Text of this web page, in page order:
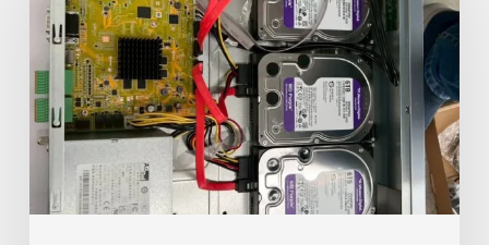
โด
ทาวน์
โฮม
—
ติด
แบบ
แนะนำ